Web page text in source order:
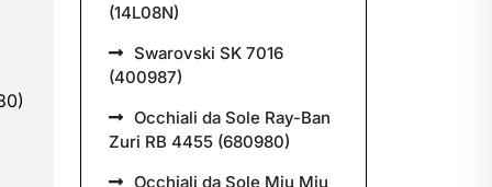
(14L08N)
Swarovski SK 7016
(400987)
Occhiali da Sole Ray-Ban
Zuri RB 4455 (680980)
Occhiali da Sole Miu Miu